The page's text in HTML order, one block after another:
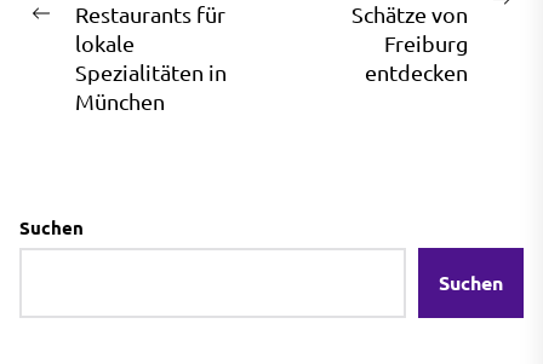
Previous
post:
Restaurants für
lokale
Spezialitäten in
München
Schätze von
Freiburg
entdecken
Suchen
Suchen